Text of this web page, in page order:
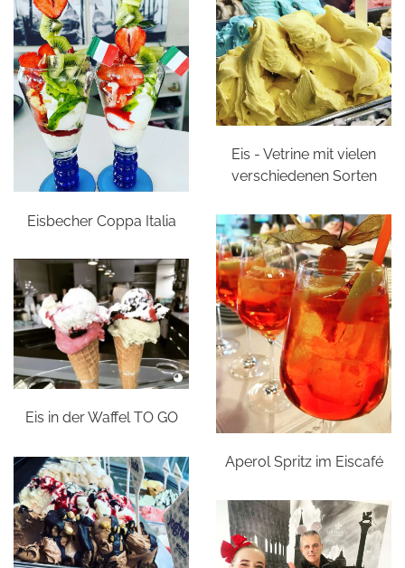
Eis - Vetrine mit vielen
verschiedenen Sorten
Eisbecher Coppa Italia
Aperol Spritz im Eiscafé
Eis in der Waffel TO GO